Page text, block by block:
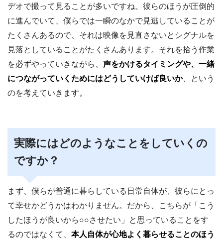
デオで撮って見ることが多いですね。彼らのほうが圧倒的
に進んでいて、僕らでは一瞬のなかで見逃していることが
たくさんあるので、それは映像を見直さないとシグナルを
見落としていることがたくさんあります。それを拾う作業
を必ずやっていきながら、 声をかけるタイミングや、一緒
につながっていくためにはどうしていけば良いか、という
のを考えていきます。
実際にはどのようなことをしていくの
ですか？
まず、僕らが普通に暮らしている日常自体が、彼らにとっ
て幸せかどうかはわかりません。だから、こちらが「こう
したほうが良いから○○させたい」と思っていることをす
るのではなくて、 本人自体が心地よく暮らせることのほう